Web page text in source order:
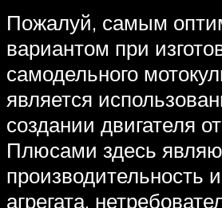
Пожалуй, самым
вариантом при
самодельного
является
создании двигателя
Плюсами здесь
производительность
агрегата,